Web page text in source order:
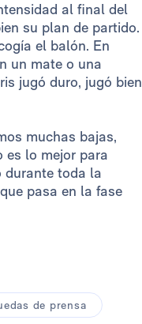
al final del
su plan de partido.
el balón. En
un mate o una
jugó duro, jugó bien
muchas bajas,
es lo mejor para
durante toda la
pasa en la fase
de prensa